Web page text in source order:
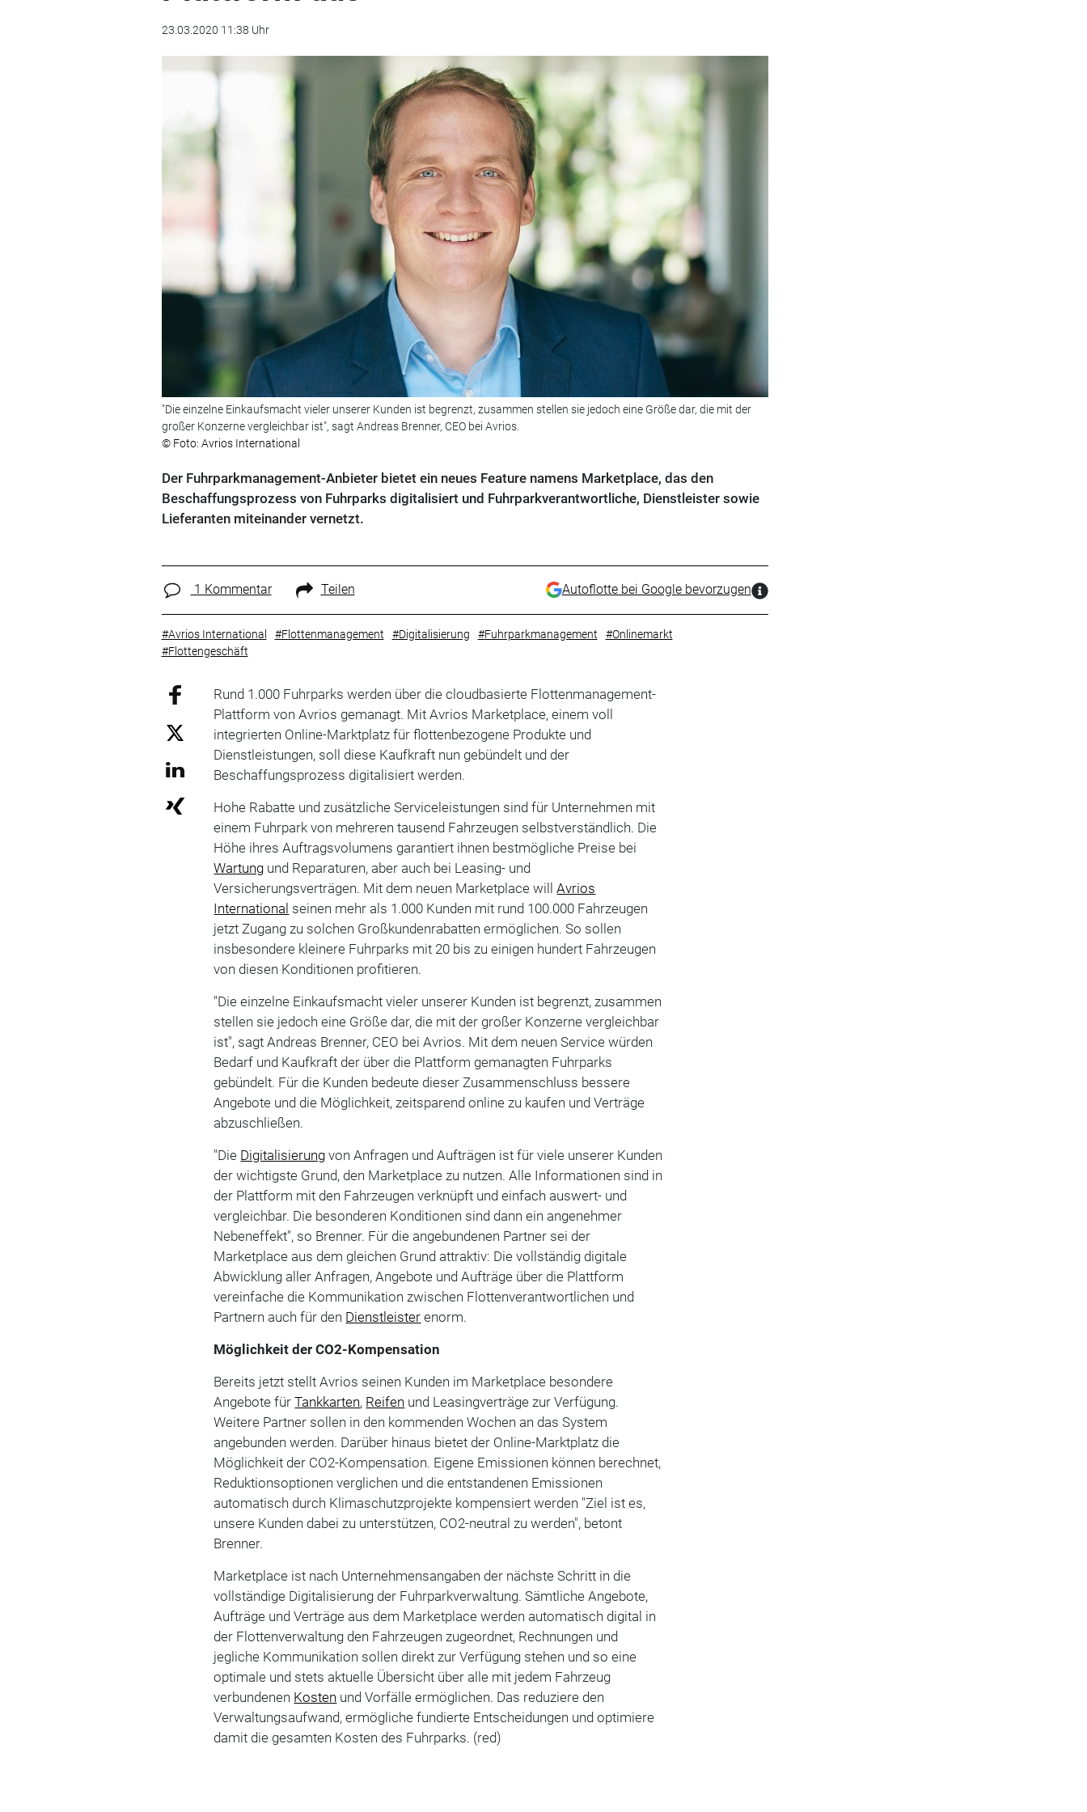
23.03.2020 11:38 Uhr
"Die einzelne Einkaufsmacht vieler unserer Kunden ist begrenzt, zusammen stellen sie jedoch eine Größe dar, die mit der
großer Konzerne vergleichbar ist", sagt Andreas Brenner, CEO bei Avrios.
© Foto: Avrios International
Der Fuhrparkmanagement-Anbieter bietet ein neues Feature namens Marketplace, das den
Beschaffungsprozess von Fuhrparks digitalisiert und Fuhrparkverantwortliche, Dienstleister sowie
Lieferanten miteinander vernetzt.
1 Kommentar Teilen Autoflotte bei Google bevorzugen
#Avrios International #Flottenmanagement #Digitalisierung #Fuhrparkmanagement
#Onlinemarkt
#Flottengeschäft
Rund 1.000 Fuhrparks werden über die cloudbasierte Flottenmanagement-
Plattform von Avrios gemanagt. Mit Avrios Marketplace, einem voll
integrierten Online-Marktplatz für flottenbezogene Produkte und
Dienstleistungen, soll diese Kaufkraft nun gebündelt und der
Beschaffungsprozess digitalisiert werden.
Hohe Rabatte und zusätzliche Serviceleistungen sind für Unternehmen mit
einem Fuhrpark von mehreren tausend Fahrzeugen selbstverständlich. Die
Höhe ihres Auftragsvolumens garantiert ihnen bestmögliche Preise bei
Wartung und Reparaturen, aber auch bei Leasing- und
Versicherungsverträgen. Mit dem neuen Marketplace willAvrios
International seinen mehr als 1.000 Kunden mit rund 100.000 Fahrzeugen
jetzt Zugang zu solchen Großkundenrabatten ermöglichen. So sollen
insbesondere kleinere Fuhrparks mit 20 bis zu einigen hundert Fahrzeugen
von diesen Konditionen profitieren.
"Die einzelne Einkaufsmacht vieler unserer Kunden ist begrenzt, zusammen
stellen sie jedoch eine Größe dar, die mit der großer Konzerne vergleichbar
ist", sagt Andreas Brenner, CEO bei Avrios. Mit dem neuen Service würden
Bedarf und Kaufkraft der über die Plattform gemanagten Fuhrparks
gebündelt. Für die Kunden bedeute dieser Zusammenschluss bessere
Angebote und die Möglichkeit, zeitsparend online zu kaufen und Verträge
abzuschließen.
"Die Digitalisierung von Anfragen und Aufträgen ist für viele unserer Kunden
der wichtigste Grund, den Marketplace zu nutzen. Alle Informationen sind in
der Plattform mit den Fahrzeugen verknüpft und einfach auswert- und
vergleichbar. Die besonderen Konditionen sind dann ein angenehmer
Nebeneffekt", so Brenner. Für die angebundenen Partner sei der
Marketplace aus dem gleichen Grund attraktiv: Die vollständig digitale
Abwicklung aller Anfragen, Angebote und Aufträge über die Plattform
vereinfache die Kommunikation zwischen Flottenverantwortlichen und
Partnern auch für den Dienstleister enorm.
Möglichkeit der CO2-Kompensation
Bereits jetzt stellt Avrios seinen Kunden im Marketplace besondere
Angebote fürTankkarten, Reifen und Leasingverträge zur Verfügung.
Weitere Partner sollen in den kommenden Wochen an das System
angebunden werden. Darüber hinaus bietet der Online-Marktplatz die
Möglichkeit der CO2-Kompensation. Eigene Emissionen können berechnet,
Reduktionsoptionen verglichen und die entstandenen Emissionen
automatisch durch Klimaschutzprojekte kompensiert werden "Ziel ist es,
unsere Kunden dabei zu unterstützen, CO2-neutral zu werden", betont
Brenner.
Marketplace ist nach Unternehmensangaben der nächste Schritt in die
vollständige Digitalisierung der Fuhrparkverwaltung. Sämtliche Angebote,
Aufträge und Verträge aus dem Marketplace werden automatisch digital in
der Flottenverwaltung den Fahrzeugen zugeordnet, Rechnungen und
jegliche Kommunikation sollen direkt zur Verfügung stehen und so eine
optimale und stets aktuelle Übersicht über alle mit jedem Fahrzeug
verbundenen Kosten und Vorfälle ermöglichen. Das reduziere den
Verwaltungsaufwand, ermögliche fundierte Entscheidungen und optimiere
damit die gesamten Kosten des Fuhrparks. (red)